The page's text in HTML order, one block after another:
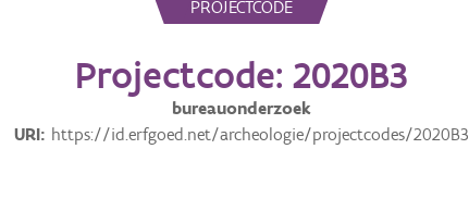
PROJECTCODE
Projectcode: 2020B3
bureauonderzoek
URI https://id.erfgoed.net/archeologie/projectcodes/2020B3